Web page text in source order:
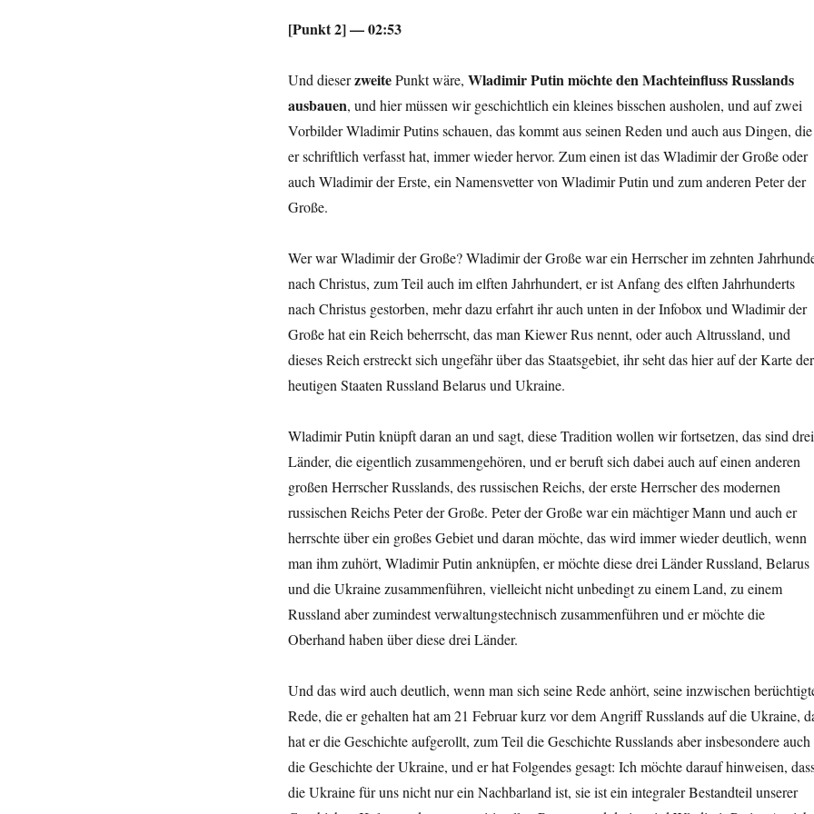
[Punkt 2] — 02:53
Und dieserzweitePunkt wäre, Wladimir Putin möchte den Machteinfluss Russlands
ausbauen, und hier müssen wir geschichtlich ein kleines bisschen ausholen, und auf zwei
Vorbilder Wladimir Putins schauen, das kommt aus seinen Reden und auch aus Dingen, die
er schriftlich verfasst hat, immer wieder hervor. Zum einen ist das Wladimir der Große oder
auch Wladimir der Erste, ein Namensvetter von Wladimir Putin und zum anderen Peter der
Große.
Wer war Wladimir der Große? Wladimir der Große war ein Herrscher im zehnten
nach Christus, zum Teil auch im elften Jahrhundert, er ist Anfang des elften Jahrhunderts
nach Christus gestorben, mehr dazu erfahrt ihr auch unten in der Infobox und Wladimir der
Große hat ein Reich beherrscht, das man Kiewer Rus nennt, oder auch Altrussland, und
dieses Reich erstreckt sich ungefähr über das Staatsgebiet, ihr seht das hier auf der Karte der
heutigen Staaten Russland Belarus und Ukraine.
Wladimir Putin knüpft daran an und sagt, diese Tradition wollen wir fortsetzen, das sind drei
Länder, die eigentlich zusammengehören, und er beruft sich dabei auch auf einen anderen
großen Herrscher Russlands, des russischen Reichs, der erste Herrscher des modernen
russischen Reichs Peter der Große. Peter der Große war ein mächtiger Mann und auch er
herrschte über ein großes Gebiet und daran möchte, das wird immer wieder deutlich, wenn
man ihm zuhört, Wladimir Putin anknüpfen, er möchte diese drei Länder Russland, Belarus
und die Ukraine zusammenführen, vielleicht nicht unbedingt zu einem Land, zu einem
Russland aber zumindest verwaltungstechnisch zusammenführen und er möchte die
Oberhand haben über diese drei Länder.
Und das wird auch deutlich, wenn man sich seine Rede anhört, seine inzwischen
Rede, die er gehalten hat am 21 Februar kurz vor dem Angriff Russlands auf die Ukraine,
hat er die Geschichte aufgerollt, zum Teil die Geschichte Russlands aber insbesondere auch
die Geschichte der Ukraine, und er hat Folgendes gesagt: Ich möchte darauf hinweisen,
die Ukraine für uns nicht nur ein Nachbarland ist, sie ist ein integraler Bestandteil unserer